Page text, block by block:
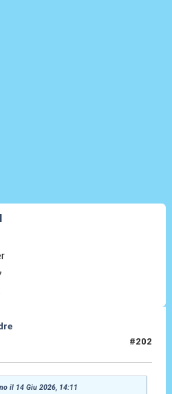
#202
il 14 Giu 2026, 14:11